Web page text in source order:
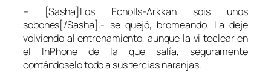
– [Sasha]Los Echolls-Arkkansois unos
sobones[/Sasha].- se quejó, bromeando. La dejé
volviendo al entrenamiento, aunque la vi teclear en
el InPhonede la que salía, seguramente
contándoselo todo a sus tercias naranjas.